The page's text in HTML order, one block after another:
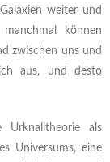
weiter und
können
zwischen uns und
aus, und desto
Urknalltheorie als
Universums, eine